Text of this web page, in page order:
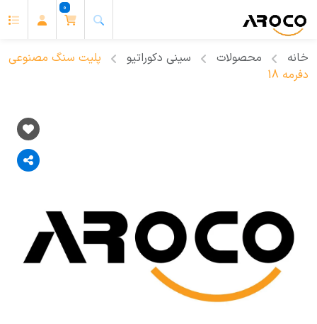
0
خانه محصولات سینی دکوراتیو
پلیت سنگ مصنوعی
دفرمه 18